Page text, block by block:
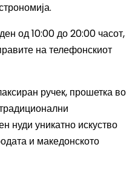
од 10:00 до 20:00 часот,
на телефонскиот
ручек, прошетка во
нуди уникатно искуство
и македонското